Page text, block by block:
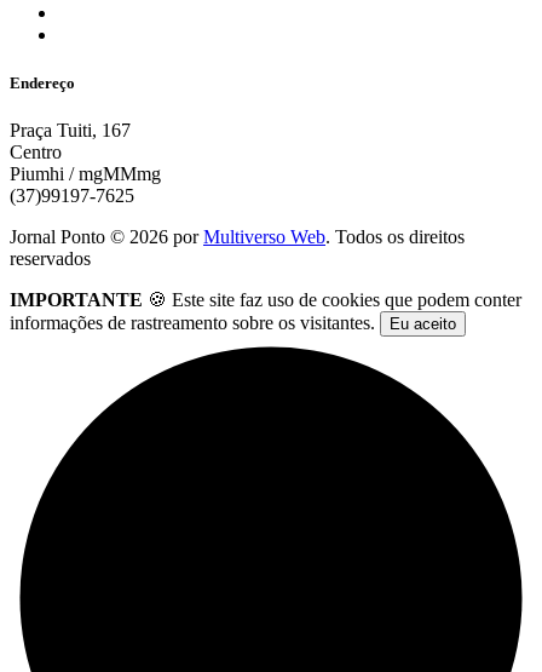
Endereço
Praça Tuiti, 167
Centro
Piumhi / mgMMmg
(37)99197-7625
Jornal Ponto © 2026 porMultiverso Web. Todos os direitos
reservados
IMPORTANTE 🍪 Este site faz uso de cookies que podem conter
informações de rastreamento sobre os visitantes.
Eu aceito